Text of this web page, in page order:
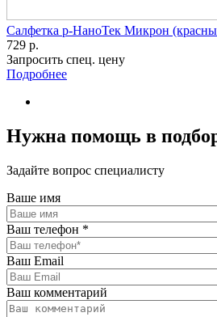
Салфетка р-НаноТек Микрон
729 р.
Запросить спец. цену
Подробнее
Нужна помощь в
Задайте вопрос специалисту
Ваше имя
Ваш телефон *
Ваш Email
Ваш комментарий